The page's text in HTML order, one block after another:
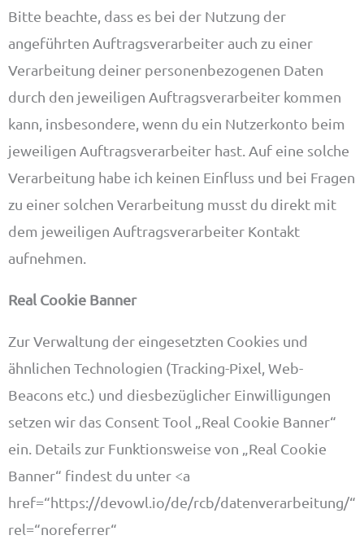
Bitte beachte, dass es bei der Nutzung der
angeführten Auftragsverarbeiter auch zu einer
Verarbeitung deiner personenbezogenen Daten
durch den jeweiligen Auftragsverarbeiter kommen
kann, insbesondere, wenn du ein Nutzerkonto beim
jeweiligen Auftragsverarbeiter hast. Auf eine solche
Verarbeitung habe ich keinen Einfluss und bei Fragen
zu einer solchen Verarbeitung musst du direkt mit
dem jeweiligen Auftragsverarbeiter Kontakt
aufnehmen.
Real Cookie Banner
Zur Verwaltung der eingesetzten Cookies und
ähnlichen Technologien (Tracking-Pixel, Web-
Beacons etc.) und diesbezüglicher Einwilligungen
setzen wir das Consent Tool „Real Cookie Banner“
ein. Details zur Funktionsweise von „Real Cookie
Banner“ findest du unter <a
href=“https://devowl.io/de/rcb/datenverarbeitung/“
rel=“noreferrer“